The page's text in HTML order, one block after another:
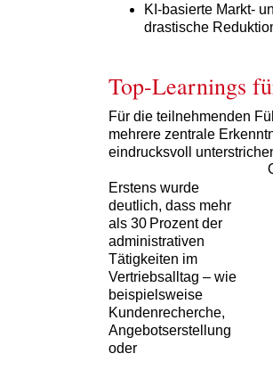
KI-basierte Markt-
drastische
Top-Learnings
Für die teilnehmenden
mehrere zentrale
eindrucksvoll
Erstens wurde
deutlich, dass mehr
als 30 Prozent der
administrativen
Tätigkeiten im
Vertriebsalltag – wie
beispielsweise
Kundenrecherche,
Angebotserstellung
oder